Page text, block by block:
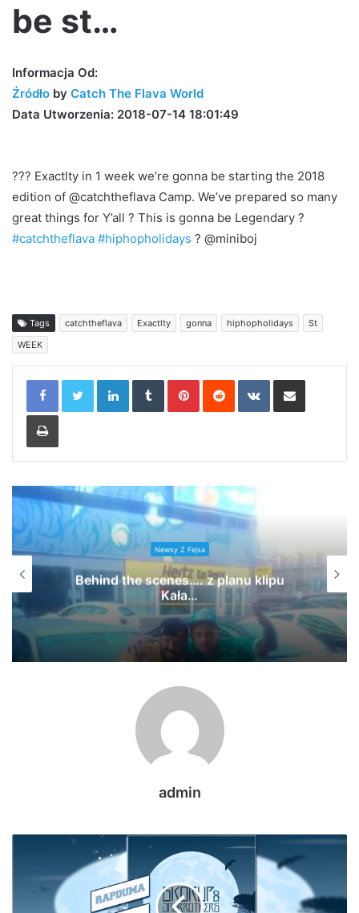
be st…
Informacja Od:
Źródło by Catch The Flava World
Data Utworzenia: 2018-07-14 18:01:49
??? Exactlty in 1 week we’re gonna be starting the 2018
edition of @catchtheflava Camp. We’ve prepared so many
great things for Y’all ? This is gonna be Legendary ?
#catchtheflava #hiphopholidays ? @miniboj
Tags catchtheflava Exactlty gonna hiphopholidays
St
WEEK
LinkedInTumblrPinterestReddit VKontakteShare via Email
Print
Newsy Z Fejsa
MiejskiKruk-Chcesz wiedzieć co tu się
dzieje? prod.MiejskiKruk feat:
DjLeonidas TELEDYSK 2018
admin